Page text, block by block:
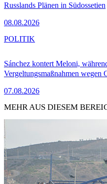
Russlands Plänen in Südossetien
08.08.2026
Sánchez kontert Meloni,
Vergeltungsmaßnahmen wegen
07.08.2026
POLITIK
MEHR AUS DIESEM